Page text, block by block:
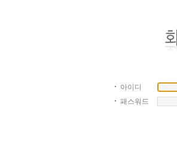
아이디
패스워드